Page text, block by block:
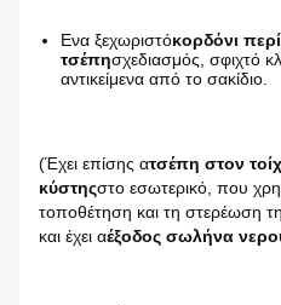
Ενα ξεχωριστόκορδόνι
τσέπησχεδιασμός, σφιχτό
αντικείμενα από το σακίδιο.
(Έχει επίσης ατσέπη στον
κύστηςστο εσωτερικό, που
τοποθέτηση και τη στερέωση
και έχει αέξοδος σωλήνα